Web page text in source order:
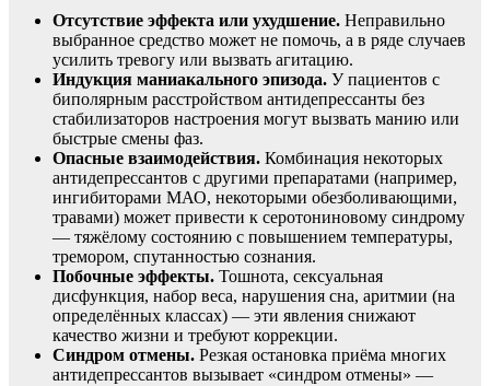
Отсутствие эффекта или ухудшение. Неправильно
выбранное средство может не помочь, а в ряде случаев
усилить тревогу или вызвать агитацию.
Индукция маниакального эпизода. У пациентов с
биполярным расстройством антидепрессанты без
стабилизаторов настроения могут вызвать манию или
быстрые смены фаз.
Опасные взаимодействия. Комбинация некоторых
антидепрессантов с другими препаратами (например,
ингибиторами МАО, некоторыми обезболивающими,
травами) может привести к серотониновому синдрому
— тяжёлому состоянию с повышением температуры,
тремором, спутанностью сознания.
Побочные эффекты. Тошнота, сексуальная
дисфункция, набор веса, нарушения сна, аритмии (на
определённых классах) — эти явления снижают
качество жизни и требуют коррекции.
Синдром отмены. Резкая остановка приёма многих
антидепрессантов вызывает «синдром отмены» —